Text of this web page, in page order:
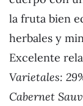
la fruta bien
herbales y
Excelente
Varietales:
Cabernet